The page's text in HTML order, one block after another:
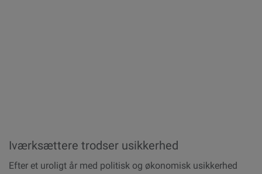
Iværksættere trodser usikkerhed
Efter et uroligt år med politisk og økonomisk usikkerhed